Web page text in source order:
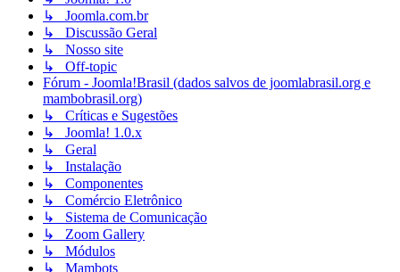
↳ Joomla.com.br
↳ Discussão Geral
↳ Nosso site
↳ Off-topic
Fórum - Joomla!Brasil (dados salvos de joomlabrasil.org e
mambobrasil.org)
↳ Críticas e Sugestões
↳ Joomla! 1.0.x
↳ Geral
↳ Instalação
↳ Componentes
↳ Comércio Eletrônico
↳ Sistema de Comunicação
↳ Zoom Gallery
↳ Módulos
↳ Mambots